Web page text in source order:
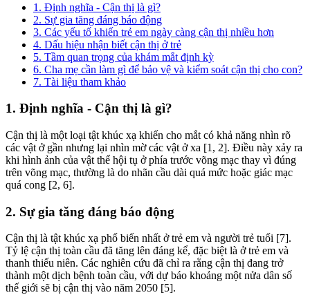
1. Định nghĩa - Cận thị là gì?
2. Sự gia tăng đáng báo động
3. Các yếu tố khiến trẻ em ngày càng cận thị nhiều hơn
4. Dấu hiệu nhận biết cận thị ở trẻ
5. Tầm quan trọng của khám mắt định kỳ
6. Cha mẹ cần làm gì để bảo vệ và kiểm soát cận thị cho con?
7. Tài liệu tham khảo
1. Định nghĩa - Cận thị là gì?
Cận thị là một loại tật khúc xạ khiến cho mắt có khả năng nhìn rõ
các vật ở gần nhưng lại nhìn mờ các vật ở xa [1, 2]. Điều này xảy ra
khi hình ảnh của vật thể hội tụ ở phía trước võng mạc thay vì đúng
trên võng mạc, thường là do nhãn cầu dài quá mức hoặc giác mạc
quá cong [2, 6].
2. Sự gia tăng đáng báo động
Cận thị là tật khúc xạ phổ biến nhất ở trẻ em và người trẻ tuổi [7].
Tỷ lệ cận thị toàn cầu đã tăng lên đáng kể, đặc biệt là ở trẻ em và
thanh thiếu niên. Các nghiên cứu đã chỉ ra rằng cận thị đang trở
thành một dịch bệnh toàn cầu, với dự báo khoảng một nửa dân số
thế giới sẽ bị cận thị vào năm 2050 [5].